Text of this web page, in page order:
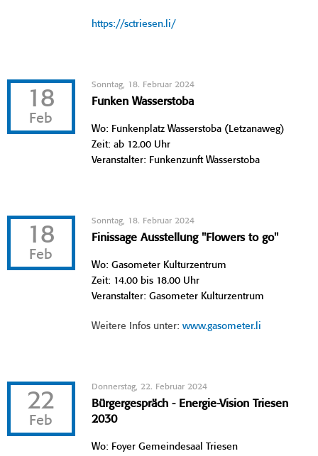
https://sctriesen.li/
18
Feb
Sonntag, 18. Februar 2024
Funken Wasserstoba
Wo: Funkenplatz Wasserstoba (Letzanaweg)
Zeit: ab 12.00 Uhr
Veranstalter: Funkenzunft Wasserstoba
18
Feb
Sonntag, 18. Februar 2024
Finissage Ausstellung "Flowers to go"
Wo: Gasometer Kulturzentrum
Zeit: 14.00 bis 18.00 Uhr
Veranstalter: Gasometer Kulturzentrum
Weitere Infos unter:www.gasometer.li
22
Feb
Donnerstag, 22. Februar 2024
Bürgergespräch - Energie-Vision Triesen
2030
Wo: Foyer Gemeindesaal Triesen